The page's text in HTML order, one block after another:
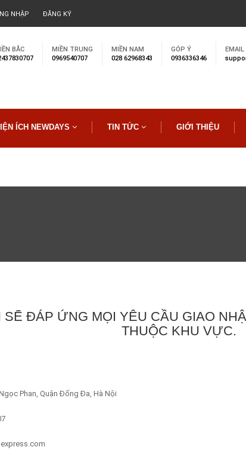
NHẬP ĐĂNG KÝ
BẮC
MIỀN TRUNG
0969540707
MIỀN NAM
028 62968343
GÓP Ý
0936336346
EMAIL
ÍCH NEWDAYS TIN TỨC GIỚI THIỆU
SẼ ĐÁP ỨNG MỌI YÊU CẦU GIAO
THUỘC KHU VỰC.
Phan, Quận Đống Đa, Hà Nội